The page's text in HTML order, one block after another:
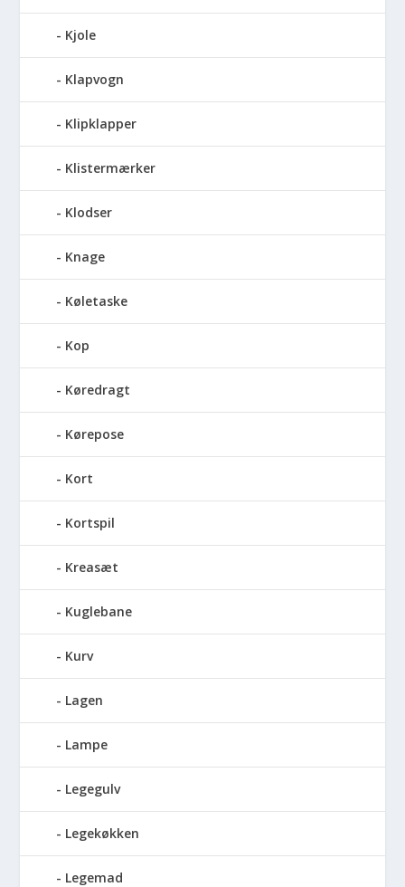
Kjole
Klapvogn
Klipklapper
Klistermærker
Klodser
Knage
Køletaske
Kop
Køredragt
Kørepose
Kort
Kortspil
Kreasæt
Kuglebane
Kurv
Lagen
Lampe
Legegulv
Legekøkken
Legemad